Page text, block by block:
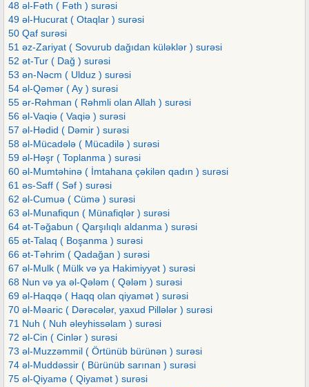
48 əl-Fəth ( Fəth ) surəsi
49 əl-Hucurat ( Otaqlar ) surəsi
50 Qaf surəsi
51 əz-Zariyat ( Sovurub dağıdan küləklər ) surəsi
52 ət-Tur ( Dağ ) surəsi
53 ən-Nəcm ( Ulduz ) surəsi
54 əl-Qəmər ( Ay ) surəsi
55 ər-Rəhman ( Rəhmli olan Allah ) surəsi
56 əl-Vaqiə ( Vaqiə ) surəsi
57 əl-Hədid ( Dəmir ) surəsi
58 əl-Mücadələ ( Mücadilə ) surəsi
59 əl-Həşr ( Toplanma ) surəsi
60 əl-Mumtəhinə ( İmtahana çəkilən qadın ) surəsi
61 əs-Saff ( Səf ) surəsi
62 əl-Cumuə ( Cümə ) surəsi
63 əl-Munafiqun ( Münafiqlər ) surəsi
64 ət-Təğabun ( Qarşılıqlı aldanma ) surəsi
65 ət-Talaq ( Boşanma ) surəsi
66 ət-Təhrim ( Qadağan ) surəsi
67 əl-Mulk ( Mülk və ya Hakimiyyət ) surəsi
68 Nun və ya əl-Qələm ( Qələm ) surəsi
69 əl-Haqqə ( Haqq olan qiyamət ) surəsi
70 əl-Məaric ( Dərəcələr, yaxud Pillələr ) surəsi
71 Nuh ( Nuh əleyhissəlam ) surəsi
72 əl-Cin ( Cinlər ) surəsi
73 əl-Muzzəmmil ( Örtünüb bürünən ) surəsi
74 əl-Muddəssir ( Bürünüb sarınan ) surəsi
75 əl-Qiyamə ( Qiyamət ) surəsi